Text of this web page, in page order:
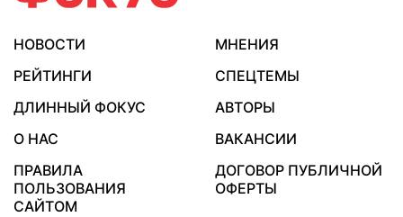
НОВОСТИ
МНЕНИЯ
РЕЙТИНГИ
СПЕЦТЕМЫ
ДЛИННЫЙ ФОКУС
АВТОРЫ
О НАС
ВАКАНСИИ
ПРАВИЛА
ПОЛЬЗОВАНИЯ
САЙТОМ
ДОГОВОР ПУБЛИЧНОЙ
ОФЕРТЫ